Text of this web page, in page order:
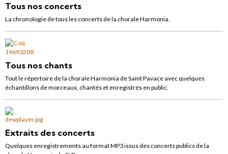
Tous nos concerts
La chronologie de tous les concerts de la chorale Harmonia.
Tous nos chants
Tout le répertoire de la chorale Harmonia de Saint Pavace avec quelques
échantillons de morceaux, chantés et enregistrés en public.
Extraits des concerts
Quelques enregistrements au format MP3 issus des concerts publics de la